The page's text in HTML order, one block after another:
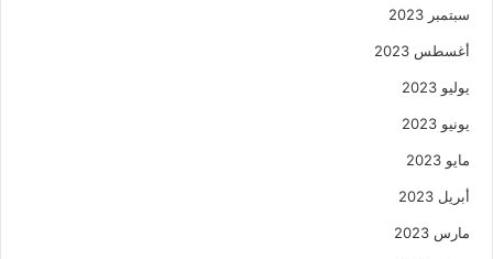
سبتمبر 2023
أغسطس 2023
يوليو 2023
يونيو 2023
مايو 2023
أبريل 2023
مارس 2023